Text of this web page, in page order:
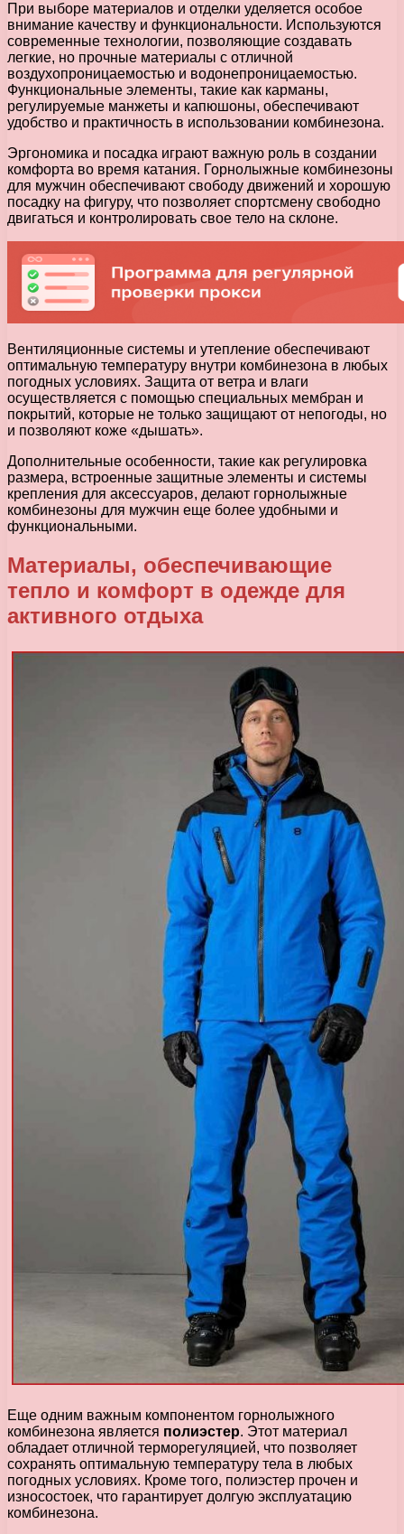
При выборе материалов и отделки уделяется особое
внимание качеству и функциональности. Используются
современные технологии, позволяющие создавать
легкие, но прочные материалы с отличной
воздухопроницаемостью и водонепроницаемостью.
Функциональные элементы, такие как карманы,
регулируемые манжеты и капюшоны, обеспечивают
удобство и практичность в использовании комбинезона.
Эргономика и посадка играют важную роль в создании
комфорта во время катания. Горнолыжные комбинезоны
для мужчин обеспечивают свободу движений и хорошую
посадку на фигуру, что позволяет спортсмену свободно
двигаться и контролировать свое тело на склоне.
Вентиляционные системы и утепление обеспечивают
оптимальную температуру внутри комбинезона в любых
погодных условиях. Защита от ветра и влаги
осуществляется с помощью специальных мембран и
покрытий, которые не только защищают от непогоды, но
и позволяют коже «дышать».
Дополнительные особенности, такие как регулировка
размера, встроенные защитные элементы и системы
крепления для аксессуаров, делают горнолыжные
комбинезоны для мужчин еще более удобными и
функциональными.
Материалы, обеспечивающие
тепло и комфорт в одежде для
активного отдыха
Еще одним важным компонентом горнолыжного
комбинезона является полиэстер. Этот материал
обладает отличной терморегуляцией, что позволяет
сохранять оптимальную температуру тела в любых
погодных условиях. Кроме того, полиэстер прочен и
износостоек, что гарантирует долгую эксплуатацию
комбинезона.